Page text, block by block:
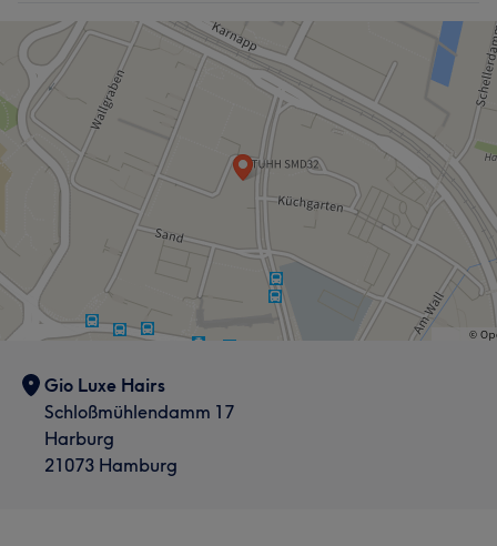
Gio Luxe Hairs
Schloßmühlendamm 17
Harburg
21073 Hamburg